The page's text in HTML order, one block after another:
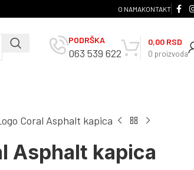
O NAMAKONTAKT
PODRŠKA
063 539 622 0 proizvoda
0,00 RSD
Coral Asphalt kapica
Asphalt kapica